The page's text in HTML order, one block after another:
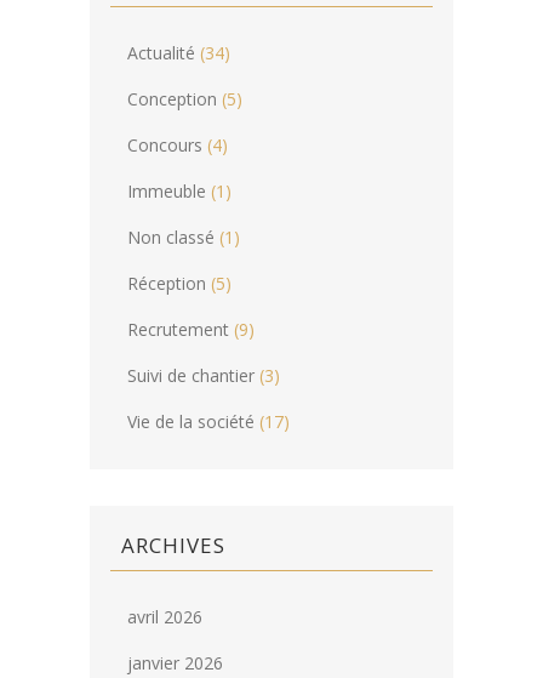
Actualité (34)
Conception (5)
Concours (4)
Immeuble (1)
Non classé (1)
Réception (5)
Recrutement (9)
Suivi de chantier (3)
Vie de la société (17)
ARCHIVES
avril 2026
janvier 2026